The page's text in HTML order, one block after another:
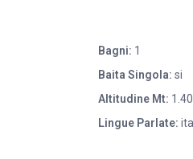
opere di Arte Sella, per gli
mitiche salite come il passo
Bagni: 1
Baita Singola: si
Altitudine Mt:
Lingue Parlate: